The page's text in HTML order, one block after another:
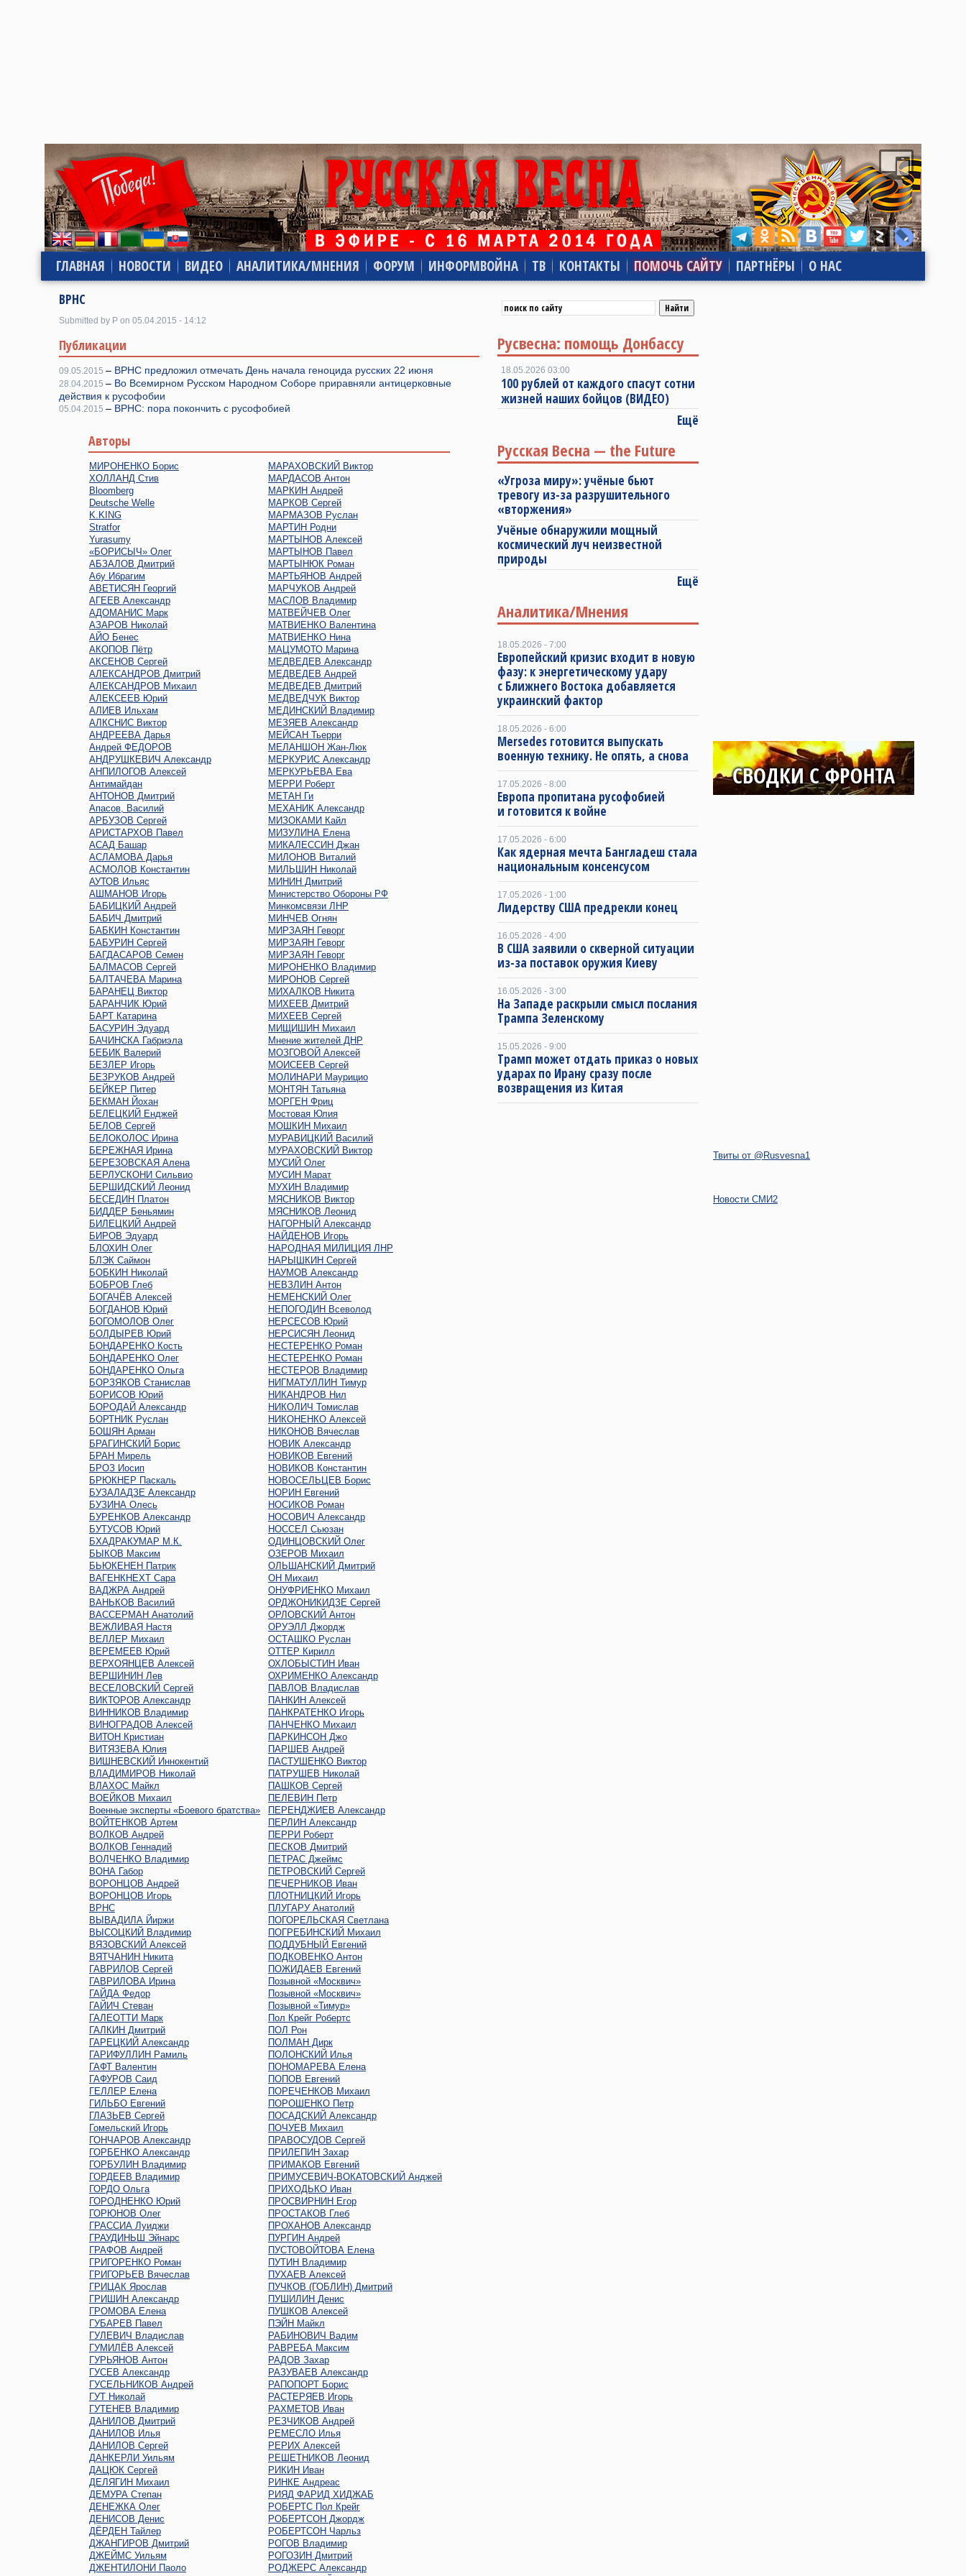
ГЛАВНАЯ НОВОСТИ ВИДЕО АНАЛИТИКА/МНЕНИЯ ФОРУМ ИНФОРМВОЙНА ТВ КОНТАКТЫ ПОМОЧЬ САЙТУ ПАРТНЁРЫ О НАС
ВРНС
Submitted by P on 05.04.2015 - 14:12
Публикации
09.05.2015 – ВРНС предложил отмечать День начала геноцида русских 22 июня
28.04.2015 – Во Всемирном Русском Народном Соборе приравняли антицерковные
действия к русофобии
05.04.2015 – ВРНС: пора покончить с русофобией
Авторы
МИРОНЕНКО Борис
МАРАХОВСКИЙ Виктор
ХОЛЛАНД Стив
МАРДАСОВ Антон
Bloomberg
МАРКИН Андрей
Deutsche Welle
МАРКОВ Сергей
K.KING
МАРМАЗОВ Руслан
Stratfor
МАРТИН Родни
Yurasumy
МАРТЫНОВ Алексей
«БОРИСЫЧ» Олег
МАРТЫНОВ Павел
АБЗАЛОВ Дмитрий
МАРТЫНЮК Роман
Абу Ибрагим
МАРТЬЯНОВ Андрей
АВЕТИСЯН Георгий
МАРЧУКОВ Андрей
АГЕЕВ Александр
МАСЛОВ Владимир
АДОМАНИС Марк
МАТВЕЙЧЕВ Олег
АЗАРОВ Николай
МАТВИЕНКО Валентина
АЙО Бенес
МАТВИЕНКО Нина
АКОПОВ Пётр
МАЦУМОТО Марина
АКСЕНОВ Сергей
МЕДВЕДЕВ Александр
АЛЕКСАНДРОВ Дмитрий
МЕДВЕДЕВ Андрей
АЛЕКСАНДРОВ Михаил
МЕДВЕДЕВ Дмитрий
АЛЕКСЕЕВ Юрий
МЕДВЕДЧУК Виктор
АЛИЕВ Ильхам
МЕДИНСКИЙ Владимир
АЛКСНИС Виктор
МЕЗЯЕВ Александр
АНДРЕЕВА Дарья
МЕЙСАН Тьерри
Андрей ФЕДОРОВ
МЕЛАНШОН Жан-Люк
АНДРУШКЕВИЧ Александр
МЕРКУРИС Александр
АНПИЛОГОВ Алексей
МЕРКУРЬЕВА Ева
Антимайдан
МЕРРИ Роберт
АНТОНОВ Дмитрий
МЕТАН Ги
Апасов, Василий
МЕХАНИК Александр
АРБУЗОВ Сергей
МИЗОКАМИ Кайл
АРИСТАРХОВ Павел
МИЗУЛИНА Елена
АСАД Башар
МИКАЛЕССИН Джан
АСЛАМОВА Дарья
МИЛОНОВ Виталий
АСМОЛОВ Константин
МИЛЬШИН Николай
АУТОВ Ильяс
МИНИН Дмитрий
АШМАНОВ Игорь
Министерство Обороны РФ
БАБИЦКИЙ Андрей
Минкомсвязи ЛНР
БАБИЧ Дмитрий
МИНЧЕВ Oгнян
БАБКИН Константин
МИРЗАЯН Геворг
БАБУРИН Сергей
МИРЗАЯН Геворг
БАГДАСАРОВ Семен
МИРЗАЯН Геворг
БАЛМАСОВ Сергей
МИРОНЕНКО Владимир
БАЛТАЧЕВА Марина
МИРОНОВ Сергей
БАРАНЕЦ Виктор
МИХАЛКОВ Никита
БАРАНЧИК Юрий
МИХЕЕВ Дмитрий
БАРТ Катарина
МИХЕЕВ Сергей
БАСУРИН Эдуард
МИЩИШИН Михаил
БАЧИНСКА Габриэла
Мнение жителей ДНР
БЕБИК Валерий
МОЗГОВОЙ Алексей
БЕЗЛЕР Игорь
МОИСЕЕВ Сергей
БЕЗРУКОВ Андрей
МОЛИНАРИ Маурицио
БЕЙКЕР Питер
МОНТЯН Татьяна
БЕКМАН Йохан
МОРГЕН Фриц
БЕЛЕЦКИЙ Енджей
Мостовая Юлия
БЕЛОВ Сергей
МОШКИН Михаил
БЕЛОКОЛОС Ирина
МУРАВИЦКИЙ Василий
БЕРЕЖНАЯ Ирина
МУРАХОВСКИЙ Виктор
БЕРЕЗОВСКАЯ Алена
МУСИЙ Олег
БЕРЛУСКОНИ Сильвио
МУСИН Марат
БЕРШИДСКИЙ Леонид
МУХИН Владимир
БЕСЕДИН Платон
МЯСНИКОВ Виктор
БИДДЕР Беньямин
МЯСНИКОВ Леонид
БИЛЕЦКИЙ Андрей
НАГОРНЫЙ Александр
БИРОВ Эдуард
НАЙДЕНОВ Игорь
БЛОХИН Олег
НАРОДНАЯ МИЛИЦИЯ ЛНР
БЛЭК Саймон
НАРЫШКИН Сергей
БОБКИН Николай
НАУМОВ Александр
БОБРОВ Глеб
НЕВЗЛИН Антон
БОГАЧЁВ Алексей
НЕМЕНСКИЙ Олег
БОГДАНОВ Юрий
НЕПОГОДИН Всеволод
БОГОМОЛОВ Олег
НЕРСЕСОВ Юрий
БОЛДЫРЕВ Юрий
НЕРСИСЯН Леонид
БОНДАРЕНКО Кость
НЕСТЕРЕНКО Роман
БОНДАРЕНКО Олег
НЕСТЕРЕНКО Роман
БОНДАРЕНКО Ольга
НЕСТЕРОВ Владимир
БОРЗЯКОВ Станислав
НИГМАТУЛЛИН Тимур
БОРИСОВ Юрий
НИКАНДРОВ Нил
БОРОДАЙ Александр
НИКОЛИЧ Томислав
БОРТНИК Руслан
НИКОНЕНКО Алексей
БОШЯН Арман
НИКОНОВ Вячеслав
БРАГИНСКИЙ Борис
НОВИК Александр
БРАН Мирель
НОВИКОВ Евгений
БРОЗ Иосип
НОВИКОВ Константин
БРЮКНЕР Паскаль
НОВОСЕЛЬЦЕВ Борис
БУЗАЛАДЗЕ Александр
НОРИН Евгений
БУЗИНА Олесь
НОСИКОВ Роман
БУРЕНКОВ Александр
НОСОВИЧ Александр
БУТУСОВ Юрий
НОССЕЛ Сьюзан
БХАДРАКУМАР М.К.
ОДИНЦОВСКИЙ Олег
БЫКОВ Максим
ОЗЕРОВ Михаил
БЬЮКЕНЕН Патрик
ОЛЬШАНСКИЙ Дмитрий
ВАГЕНКНЕХТ Сара
ОН Михаил
ВАДЖРА Андрей
ОНУФРИЕНКО Михаил
ВАНЬКОВ Василий
ОРДЖОНИКИДЗЕ Сергей
ВАССЕРМАН Анатолий
ОРЛОВСКИЙ Антон
ВЕЖЛИВАЯ Настя
ОРУЭЛЛ Джордж
ВЕЛЛЕР Михаил
ОСТАШКО Руслан
ВЕРЕМЕЕВ Юрий
ОТТЕР Кирилл
ВЕРХОЯНЦЕВ Алексей
ОХЛОБЫСТИН Иван
ВЕРШИНИН Лев
ОХРИМЕНКО Александр
ВЕСЕЛОВСКИЙ Сергей
ПАВЛОВ Владислав
ВИКТОРОВ Александр
ПАНКИН Алексей
ВИННИКОВ Владимир
ПАНКРАТЕНКО Игорь
ВИНОГРАДОВ Алексей
ПАНЧЕНКО Михаил
ВИТОН Кристиан
ПАРКИНСОН Джо
ВИТЯЗЕВА Юлия
ПАРШЕВ Андрей
ВИШНЕВСКИЙ Иннокентий
ПАСТУШЕНКО Виктор
ВЛАДИМИРОВ Николай
ПАТРУШЕВ Николай
ВЛАХОС Майкл
ПАШКОВ Сергей
ВОЕЙКОВ Михаил
ПЕЛЕВИН Петр
Военные эксперты «Боевого братства»
ПЕРЕНДЖИЕВ Александр
ВОЙТЕНКОВ Артем
ПЕРЛИН Александр
ВОЛКОВ Андрей
ПЕРРИ Роберт
ВОЛКОВ Геннадий
ПЕСКОВ Дмитрий
ВОЛЧЕНКО Владимир
ПЕТРАС Джеймс
ВОНА Габор
ПЕТРОВСКИЙ Сергей
ВОРОНЦОВ Андрей
ПЕЧЕРНИКОВ Иван
ВОРОНЦОВ Игорь
ПЛОТНИЦКИЙ Игорь
ВРНС
ПЛУГАРУ Анатолий
ВЫВАДИЛА Йиржи
ПОГОРЕЛЬСКАЯ Светлана
ВЫСОЦКИЙ Владимир
ПОГРЕБИНСКИЙ Михаил
ВЯЗОВСКИЙ Алексей
ПОДДУБНЫЙ Евгений
ВЯТЧАНИН Никита
ПОДКОВЕНКО Антон
ГАВРИЛОВ Сергей
ПОЖИДАЕВ Евгений
ГАВРИЛОВА Ирина
Позывной «Москвич»
ГАЙДА Федор
Позывной «Москвич»
ГАЙИЧ Стеван
Позывной «Тимур»
ГАЛЕОТТИ Марк
Пол Крейг Робертс
ГАЛКИН Дмитрий
ПОЛ Рон
ГАРЕЦКИЙ Александр
ПОЛМАН Дирк
ГАРИФУЛЛИН Рамиль
ПОЛОНСКИЙ Илья
ГАФТ Валентин
ПОНОМАРЕВА Елена
ГАФУРОВ Саид
ПОПОВ Евгений
ГЕЛЛЕР Елена
ПОРЕЧЕНКОВ Михаил
ГИЛЬБО Евгений
ПОРОШЕНКО Петр
ГЛАЗЬЕВ Сергей
ПОСАДСКИЙ Александр
Гомельский Игорь
ПОЧУЕВ Михаил
ГОНЧАРОВ Александр
ПРАВОСУДОВ Сергей
ГОРБЕНКО Александр
ПРИЛЕПИН Захар
ГОРБУЛИН Владимир
ПРИМАКОВ Евгений
ГОРДЕЕВ Владимир
ПРИМУСЕВИЧ-ВОКАТОВСКИЙ Анджей
ГОРДО Ольга
ПРИХОДЬКО Иван
ГОРОДНЕНКО Юрий
ПРОСВИРНИН Егор
ГОРЮНОВ Олег
ПРОСТАКОВ Глеб
ГРАССИА Луиджи
ПРОХАНОВ Александр
ГРАУДИНЬШ Эйнарс
ПУРГИН Андрей
ГРАФОВ Андрей
ПУСТОВОЙТОВА Елена
ГРИГОРЕНКО Роман
ПУТИН Владимир
ГРИГОРЬЕВ Вячеслав
ПУХАЕВ Алексей
ГРИЦАК Ярослав
ПУЧКОВ (ГОБЛИН) Дмитрий
ГРИШИН Александр
ПУШИЛИН Денис
ГРОМОВА Елена
ПУШКОВ Алексей
ГУБАРЕВ Павел
ПЭЙН Майкл
ГУЛЕВИЧ Владислав
РАБИНОВИЧ Вадим
ГУМИЛЁВ Алексей
РАВРЕБА Максим
ГУРЬЯНОВ Антон
РАДОВ Захар
ГУСЕВ Александр
РАЗУВАЕВ Александр
ГУСЕЛЬНИКОВ Андрей
РАПОПОРТ Борис
ГУТ Николай
РАСТЕРЯЕВ Игорь
ГУТЕНЕВ Владимир
РАХМЕТОВ Иван
ДАНИЛОВ Дмитрий
РЕЗЧИКОВ Андрей
ДАНИЛОВ Илья
РЕМЕСЛО Илья
ДАНИЛОВ Сергей
РЕРИХ Алексей
ДАНКЕРЛИ Уильям
РЕШЕТНИКОВ Леонид
ДАЦЮК Сергей
РИКИН Иван
ДЕЛЯГИН Михаил
РИНКЕ Андреас
ДЕМУРА Степан
РИЯД ФАРИД ХИДЖАБ
ДЕНЕЖКА Олег
РОБЕРТС Пол Крейг
ДЕНИСОВ Денис
РОБЕРТСОН Джордж
ДЁРДЕН Тайлер
РОБЕРТСОН Чарльз
ДЖАНГИРОВ Дмитрий
РОГОВ Владимир
ДЖЕЙМС Уильям
РОГОЗИН Дмитрий
ДЖЕНТИЛОНИ Паоло
РОДЖЕРС Александр
Русвесна: помощь Донбассу
18.05.2026 03:00
100 рублей от каждого спасут сотни
жизней наших бойцов (ВИДЕО)
Ещё
Русская Весна — the Future
«Угроза миру»: учёные бьют
тревогу из-за разрушительного
«вторжения»
Учёные обнаружили мощный
космический луч неизвестной
природы
Ещё
Аналитика/Мнения
18.05.2026 - 7:00
Европейский кризис входит в новую
фазу: к энергетическому удару
с Ближнего Востока добавляется
украинский фактор
18.05.2026 - 6:00
Mersedes готовится выпускать
военную технику. Не опять, а снова
17.05.2026 - 8:00
Европа пропитана русофобией
и готовится к войне
17.05.2026 - 6:00
Как ядерная мечта Бангладеш стала
национальным консенсусом
17.05.2026 - 1:00
Лидерству США предрекли конец
16.05.2026 - 4:00
В США заявили о скверной ситуации
из-за поставок оружия Киеву
16.05.2026 - 3:00
На Западе раскрыли смысл послания
Трампа Зеленскому
15.05.2026 - 9:00
Трамп может отдать приказ о новых
ударах по Ирану сразу после
возвращения из Китая
Твиты от @Rusvesna1
Новости СМИ2